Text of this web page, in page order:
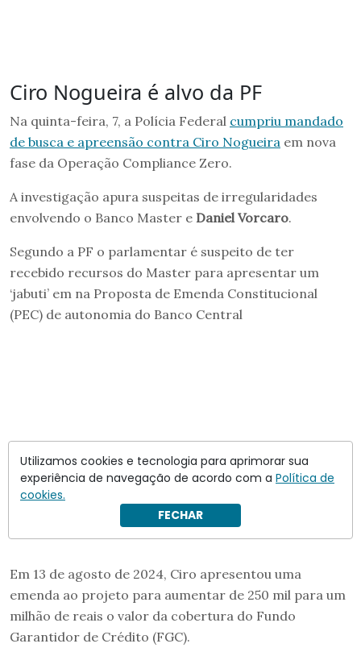
Ciro Nogueira é alvo da PF
Na quinta-feira, 7, a Polícia Federal cumpriu mandado
de busca e apreensão contra Ciro Nogueira em nova
fase da Operação Compliance Zero.
A investigação apura suspeitas de irregularidades
envolvendo o Banco Master e Daniel Vorcaro.
Segundo a PF o parlamentar é suspeito de ter
recebido recursos do Master para apresentar um
‘jabuti’ em na Proposta de Emenda Constitucional
(PEC) de autonomia do Banco Central
Em 13 de agosto de 2024, Ciro apresentou uma
emenda ao projeto para aumentar de 250 mil para um
milhão de reais o valor da cobertura do Fundo
Garantidor de Crédito (FGC).
Utilizamos cookies e tecnologia para aprimorar sua
experiência de navegação de acordo com a Política de
cookies.
FECHAR